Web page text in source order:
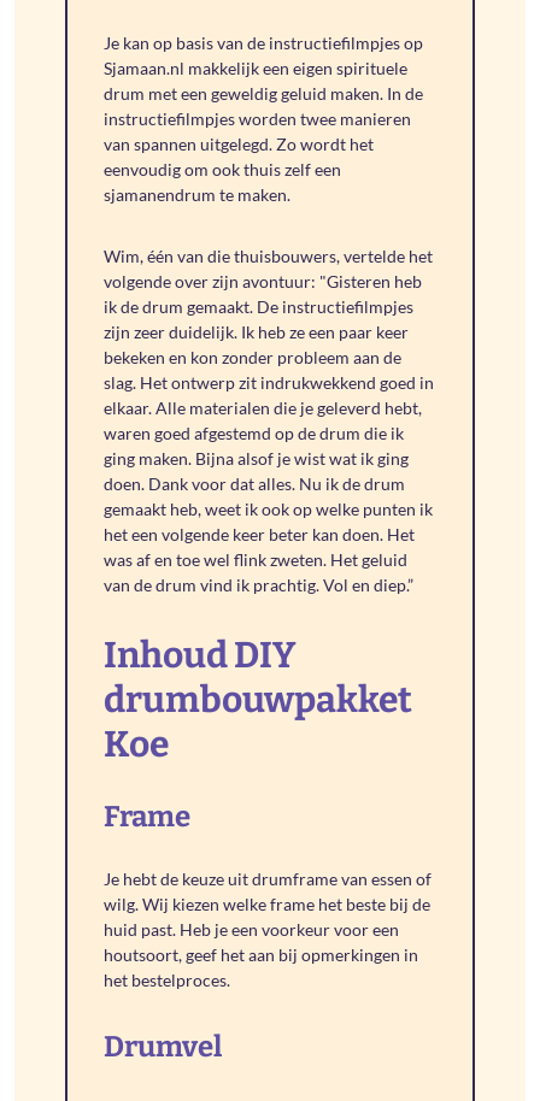
Je kan op basis van de instructiefilmpjes op
Sjamaan.nl makkelijk een eigen spirituele
drum met een geweldig geluid maken. In de
instructiefilmpjes worden twee manieren
van spannen uitgelegd. Zo wordt het
eenvoudig om ook thuis zelf een
sjamanendrum te maken.
Wim, één van die thuisbouwers, vertelde het
volgende over zijn avontuur: "Gisteren heb
ik de drum gemaakt. De instructiefilmpjes
zijn zeer duidelijk. Ik heb ze een paar keer
bekeken en kon zonder probleem aan de
slag. Het ontwerp zit indrukwekkend goed in
elkaar. Alle materialen die je geleverd hebt,
waren goed afgestemd op de drum die ik
ging maken. Bijna alsof je wist wat ik ging
doen. Dank voor dat alles. Nu ik de drum
gemaakt heb, weet ik ook op welke punten ik
het een volgende keer beter kan doen. Het
was af en toe wel flink zweten. Het geluid
van de drum vind ik prachtig. Vol en diep.”
Inhoud DIY
drumbouwpakket
Koe
Frame
Je hebt de keuze uit drumframe van essen of
wilg. Wij kiezen welke frame het beste bij de
huid past. Heb je een voorkeur voor een
houtsoort, geef het aan bij opmerkingen in
het bestelproces.
Drumvel